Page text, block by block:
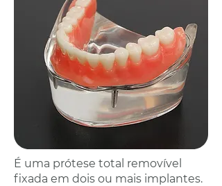
É uma prótese total removível
fixada em dois ou mais implantes.